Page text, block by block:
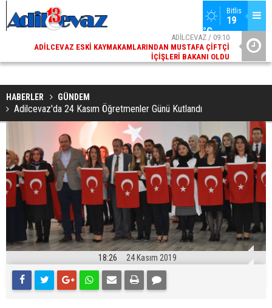
Bitlis
19
°C
ADİLCEVAZ / 09:10
ADILCEVAZ ESKI KAYMAKAMLARINDAN MUSTAFA ÇIFTÇI
İÇIŞLERI BAKANI OLDU
HABERLER GÜNDEM
Adilcevaz'da 24 Kasım Öğretmenler Günü Kutlandı
18:26 24 Kasım 2019